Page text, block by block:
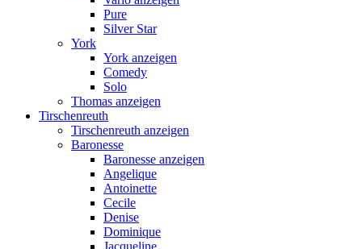
Pure
Silver Star
York
York anzeigen
Comedy
Solo
Thomas anzeigen
Tirschenreuth
Tirschenreuth anzeigen
Baronesse
Baronesse anzeigen
Angelique
Antoinette
Cecile
Denise
Dominique
Jacqueline